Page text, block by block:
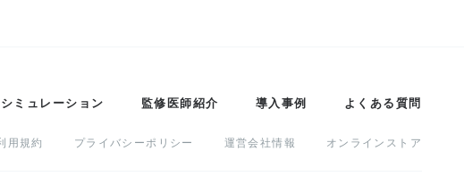
ミュレーション 監修医師紹介 導入事例 よくある質問
用規約 プライバシーポリシー 運営会社情報 オンラインストア